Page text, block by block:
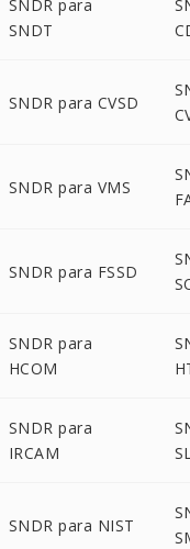
SNDR para
SNDT
SNDR para CVSD
SNDR para VMS
SNDR para FSSD
SNDR para
HCOM
SNDR para
IRCAM
SNDR para NIST